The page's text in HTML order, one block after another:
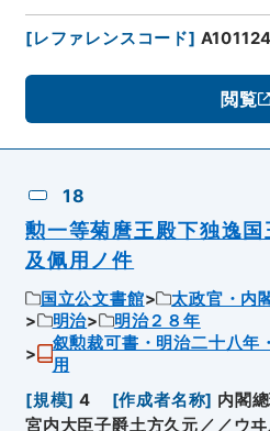
[レファレンスコード]
閲覧
18
勲一等菊麿王殿下独逸
及佩用ノ件
国立公文書館 太政官・内
明治
明治２８年
叙勲裁可書・明治二十八年
用
[規模] 4 [作成者名称] 内閣
宮内大臣子爵土方久元／／ウ